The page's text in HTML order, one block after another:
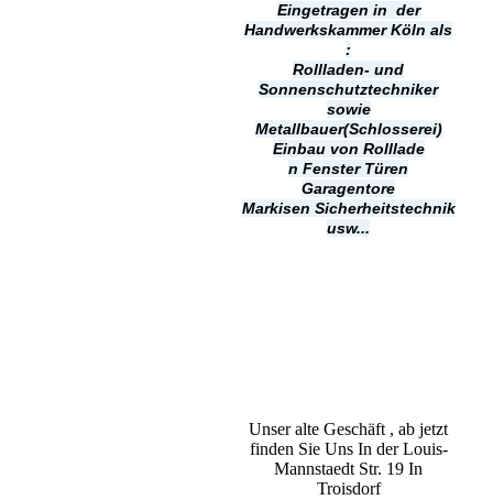
Eingetragen in der
Handwerkskammer Köln als
:
Rollladen- und
Sonnenschutztechniker
sowie
Metallbauer(Schlosserei)
Einbau von Rolllade
nFenster Türen
Garagentore
Markisen Sicherheitstechnik
usw...
Unser alte Geschäft , ab jetzt
finden Sie Uns In der Louis-
Mannstaedt Str. 19 In
Troisdorf